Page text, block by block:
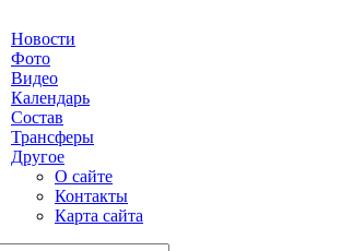
Новости
Фото
Видео
Календарь
Состав
Трансферы
Другое
О сайте
Контакты
Карта сайта